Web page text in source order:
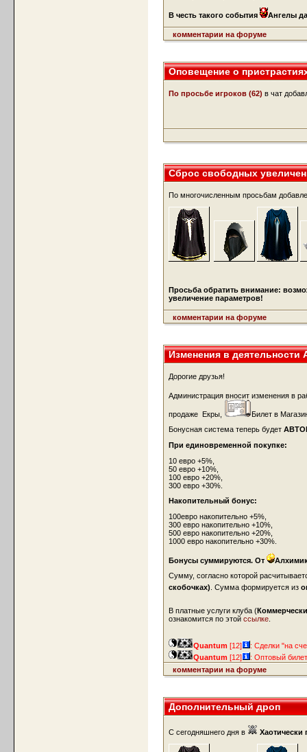
В честь такого события Ангелы
комментарии на форуме
Оповещение о
По просьбе игроков (62) в чат
Сброс свободных
По многочисленным просьбам
Просьба обратить внимание:
увеличение параметров!
комментарии на форуме
Изменения в деятельности
Дорогие друзья!
Администрация вносит изменения в
продаже Екры,
Билет в
Бонусная система теперь будет
При единовременной покупке:
10 евро +5%,
50 евро +10%,
100 евро +20%,
300 евро +30%.
Накопительный бонус:
100евро накопительно +5%,
300 евро накопительно +10%,
500 евро накопительно +20%,
1000 евро накопительно +30%.
Бонусы суммируются. От
Сумму, согласно которой
скобочках) . Сумма формируется из
В платные услуги клуба (
ознакомится по этой ссылке
Quantum [12]
: Сделки "на
Quantum [12]
: Оптовый
комментарии на форуме
Дополнительный дроп
С сегодняшнего дня в Хаотически